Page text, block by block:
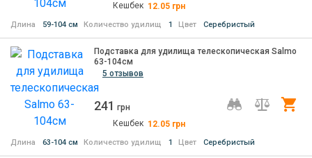
Кешбек 12.05 грн
Длина 59-104 см Количество удилищ 1 Цвет Серебристый
5 отзывов
Подставка для удилища телескопическая Salmo
63-104см
241 грн
Кешбек 12.05 грн
Длина 63-104 см Количество удилищ 1 Цвет Серебристый